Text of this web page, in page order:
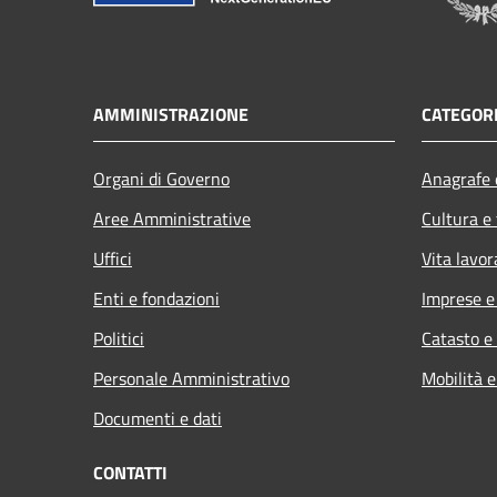
AMMINISTRAZIONE
Organi di Governo
Aree Amministrative
Uffici
Enti e fondazioni
Politici
Personale Amministrativo
Documenti e dati
Cultura
Vita
Imprese
Catasto
Mobilità
CONTATTI